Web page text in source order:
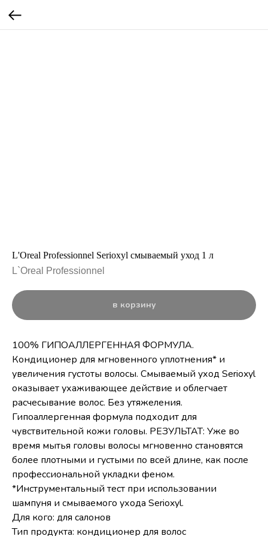
L'Oreal Professionnel Serioxyl смываемый уход 1 л
L`Oreal Professionnel
в корзину
100% ГИПОАЛЛЕРГЕННАЯ ФОРМУЛА.
Кондиционер для мгновенного уплотнения* и
увеличения густоты волосы. Смываемый уход Serioxyl
оказывает ухаживающее действие и облегчает
расчесывание волос. Без утяжеления.
Гипоаллергенная формула подходит для
чувствительной кожи головы. РЕЗУЛЬТАТ: Уже во
время мытья головы волосы мгновенно становятся
более плотными и густыми по всей длине, как после
профессиональной укладки феном.
*Инструментальный тест при использовании
шампуня и смываемого ухода Serioxyl.
Для кого: для салонов
Тип продукта: кондиционер для волос